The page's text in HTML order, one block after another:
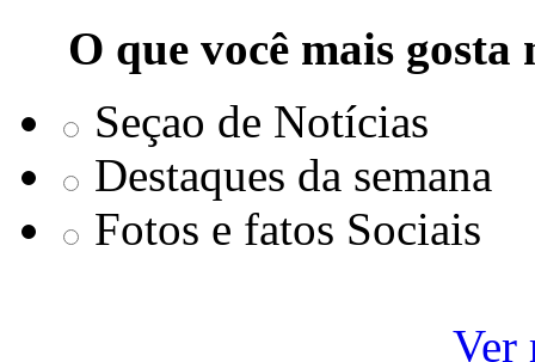
O que você mais
Seçao de Notícias
Destaques da semana
Fotos e fatos Sociais
Ver